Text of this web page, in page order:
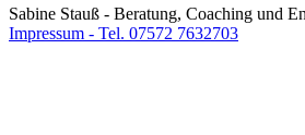
Sabine Stauß - Beratung, Coaching und
Impressum - Tel. 07572 7632703